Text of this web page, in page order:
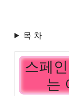
목 차
스페
는